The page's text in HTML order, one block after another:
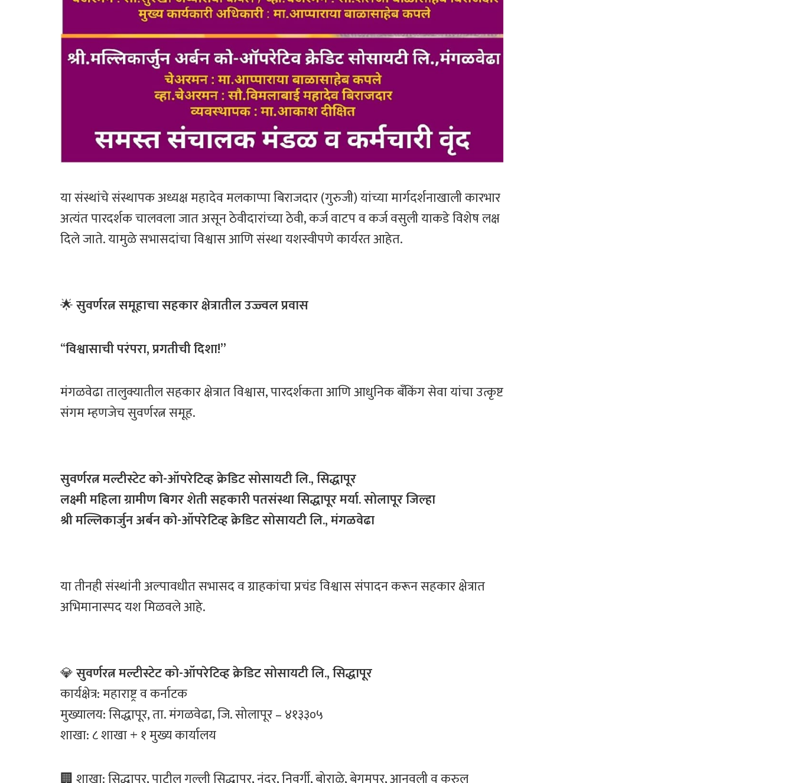
या संस्थांचे संस्थापक अध्यक्ष महादेव मलकाप्पा बिराजदार (गुरुजी) यांच्या मार्गदर्शनाखाली कारभार
अत्यंत पारदर्शक चालवला जात असून ठेवीदारांच्या ठेवी, कर्ज वाटप व कर्ज वसुली याकडे विशेष लक्ष
दिले जाते. यामुळे सभासदांचा विश्वास आणि संस्था यशस्वीपणे कार्यरत आहेत.
🌟सुवर्णरत्नसमूहाचासहकारक्षेत्रातीलउज्ज्वलप्रवास
“विश्वासाची परंपरा, प्रगतीची दिशा!”
मंगळवेढा तालुक्यातील सहकार क्षेत्रात विश्वास, पारदर्शकता आणि आधुनिक बँकिंग सेवा यांचा उत्कृष्ट
संगम म्हणजेच सुवर्णरत्न समूह.
सुवर्णरत्न मल्टीस्टेट को-ऑपरेटिव्ह क्रेडिट सोसायटी लि., सिद्धापूर
लक्ष्मी महिला ग्रामीण बिगर शेती सहकारी पतसंस्था सिद्धापूर मर्या. सोलापूर जिल्हा
श्री मल्लिकार्जुन अर्बन को-ऑपरेटिव्ह क्रेडिट सोसायटी लि., मंगळवेढा
या तीनही संस्थांनी अल्पावधीत सभासद व ग्राहकांचा प्रचंड विश्वास संपादन करून सहकार क्षेत्रात
अभिमानास्पद यश मिळवले आहे.
💎सुवर्णरत्न मल्टीस्टेट को-ऑपरेटिव्ह क्रेडिट सोसायटी लि., सिद्धापूर
कार्यक्षेत्र: महाराष्ट्र व कर्नाटक
मुख्यालय: सिद्धापूर, ता. मंगळवेढा, जि. सोलापूर – ४१३३०५
शाखा: ८ शाखा + १ मुख्य कार्यालय